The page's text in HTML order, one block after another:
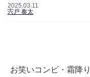
2025.03.11
宍戸 奏太
お笑いコンビ・霜降